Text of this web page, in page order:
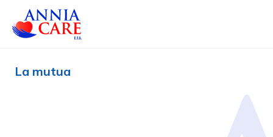
La mutua